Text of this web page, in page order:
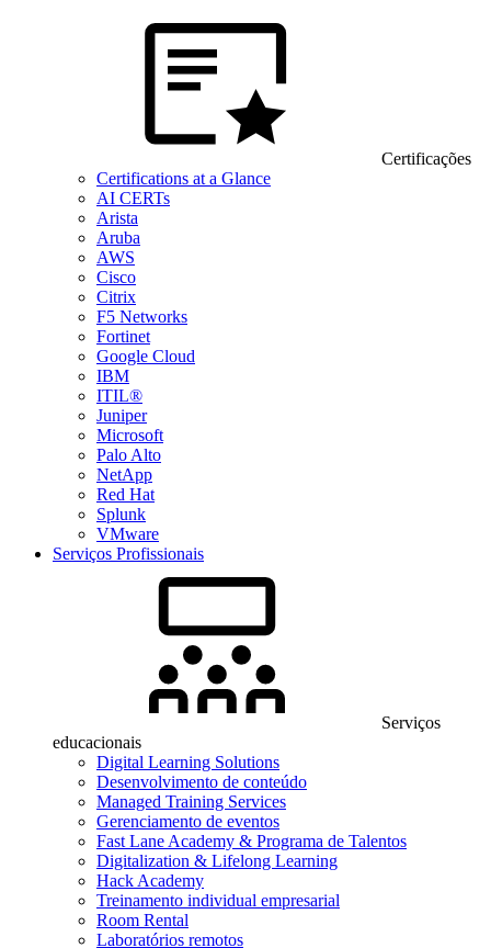
Certificações
Certifications at a Glance
AI CERTs
Arista
Aruba
AWS
Cisco
Citrix
F5 Networks
Fortinet
Google Cloud
IBM
ITIL®
Juniper
Microsoft
Palo Alto
NetApp
Red Hat
Splunk
VMware
Serviços Profissionais
Serviços
educacionais
Digital Learning Solutions
Desenvolvimento de conteúdo
Managed Training Services
Gerenciamento de eventos
Fast Lane Academy & Programa de Talentos
Digitalization & Lifelong Learning
Hack Academy
Treinamento individual empresarial
Room Rental
Laboratórios remotos